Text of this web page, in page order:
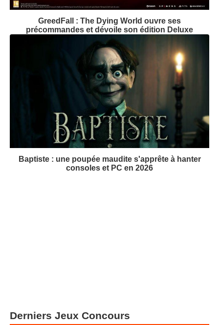
GreedFall : The Dying World ouvre ses
précommandes et dévoile son édition Deluxe
Baptiste : une poupée maudite s'apprête à hanter
consoles et PC en 2026
Derniers Jeux Concours